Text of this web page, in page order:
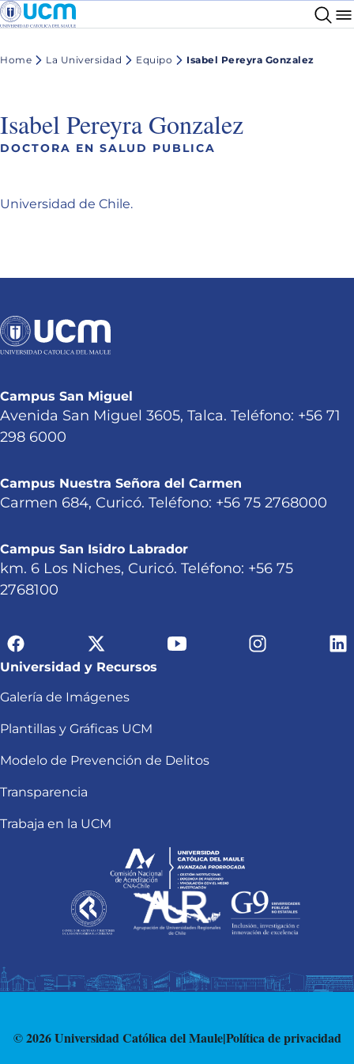
Home La Universidad Equipo Isabel Pereyra Gonzalez
Isabel Pereyra Gonzalez
DOCTORA EN SALUD PUBLICA
Universidad de Chile.
Campus San Miguel
Avenida San Miguel 3605, Talca. Teléfono: +56 71
298 6000
Campus Nuestra Señora del Carmen
Carmen 684, Curicó. Teléfono: +56 75 2768000
Campus San Isidro Labrador
km. 6 Los Niches, Curicó. Teléfono: +56 75
2768100
Universidad y Recursos
Galería de Imágenes
Plantillas y Gráficas UCM
Modelo de Prevención de Delitos
Transparencia
Trabaja en la UCM
© 2026 Universidad Católica del Maule|Política de privacidad